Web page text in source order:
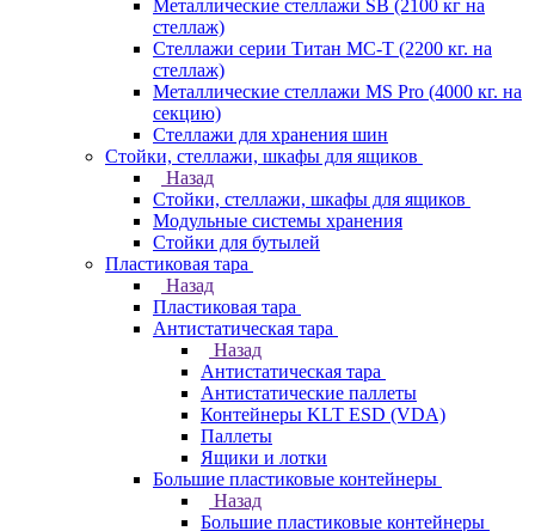
Металлические стеллажи SB (2100 кг на
стеллаж)
Стеллажи серии Титан МС-Т (2200 кг. на
стеллаж)
Металлические стеллажи MS Pro (4000 кг. на
секцию)
Стеллажи для хранения шин
Стойки, стеллажи, шкафы для ящиков
Назад
Стойки, стеллажи, шкафы для ящиков
Модульные системы хранения
Стойки для бутылей
Пластиковая тара
Назад
Пластиковая тара
Антистатическая тара
Назад
Антистатическая тара
Антистатические паллеты
Контейнеры KLT ESD (VDA)
Паллеты
Ящики и лотки
Большие пластиковые контейнеры
Назад
Большие пластиковые контейнеры